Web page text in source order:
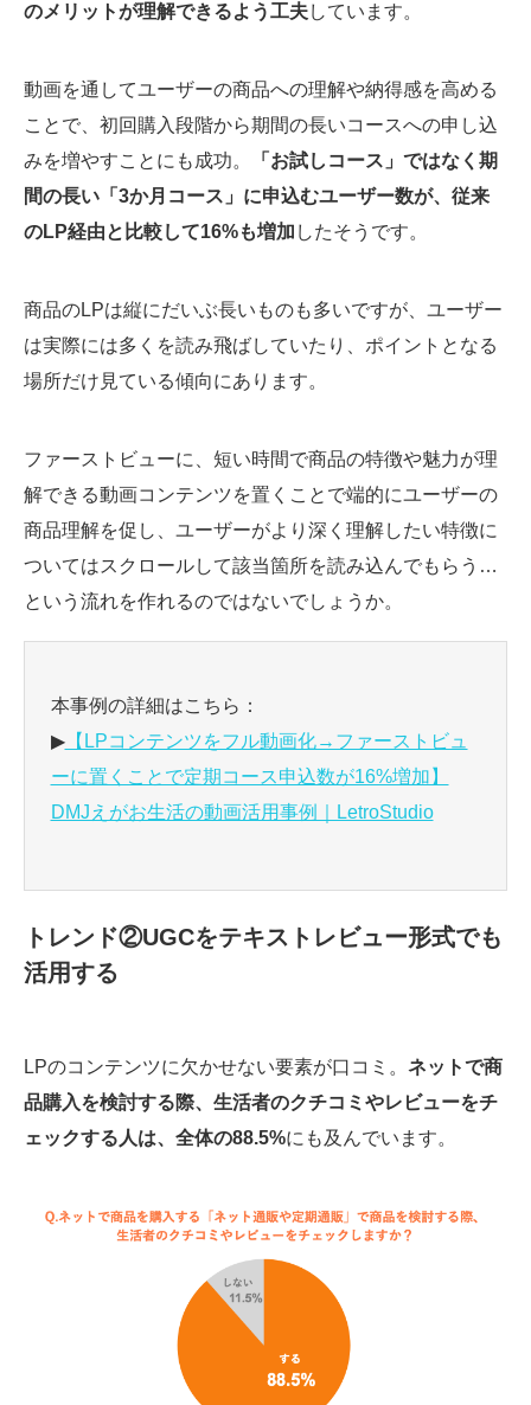
のメリットが理解できるよう工夫しています。
動画を通してユーザーの商品への理解や納得感を高める
ことで、初回購入段階から期間の長いコースへの申し込
みを増やすことにも成功。
「お試しコース」ではなく期
間の長い「3か月コース」に申込むユーザー数が、従来
のLP経由と比較して16%も増加 したそうです。
商品のLPは縦にだいぶ長いものも多いですが、ユーザー
は実際には多くを読み飛ばしていたり、ポイントとなる
場所だけ見ている傾向にあります。
ファーストビューに、短い時間で商品の特徴や魅力が理
解できる動画コンテンツを置くことで端的にユーザーの
商品理解を促し、ユーザーがより深く理解したい特徴に
ついてはスクロールして該当箇所を読み込んでもらう…
という流れを作れるのではないでしょうか。
本事例の詳細はこちら：
▶【LPコンテンツをフル動画化→ファーストビュ
ーに置くことで定期コース申込数が16%増加】
DMJえがお生活の動画活用事例｜LetroStudio
トレンド②UGCをテキストレビュー形式でも
活用する
LPのコンテンツに欠かせない要素が口コミ。 ネットで商
品購入を検討する際、生活者のクチコミやレビューをチ
ェックする人は、全体の88.5%にも及んでいます。